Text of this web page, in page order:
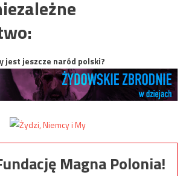
jest jeszcze naród polski?
Magna Polonia!